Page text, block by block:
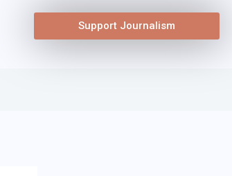
Support Journalism